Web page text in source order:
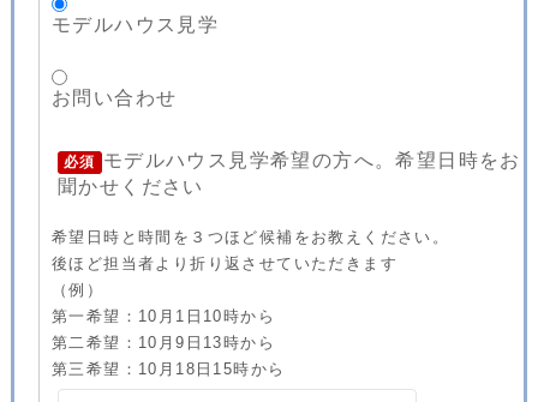
モデルハウス見学
お問い合わせ
必須
モデルハウス見学希望の方へ。希望日時をお
聞かせください
希望日時と時間を３つほど候補をお教えください。
後ほど担当者より折り返させていただきます
（例）
第一希望：10月1日10時から
第二希望：10月9日13時から
第三希望：10月18日15時から